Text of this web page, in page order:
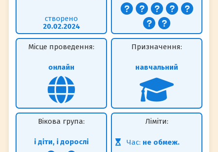
створено
20.02.2024
Місце проведення:
онлайн
Призначення:
навчальний
Вікова група:
і діти, і дорослі
Ліміти:
Час: не обмеж.